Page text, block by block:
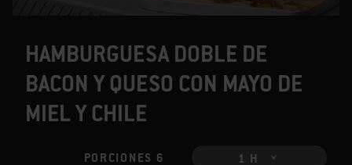
HAMBURGUESA DOBLE DE
BACON Y QUESO CON MAYO DE
MIEL Y CHILE
PORCIONES 6 1 H